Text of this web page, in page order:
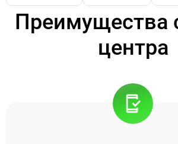
Преимущества
центра